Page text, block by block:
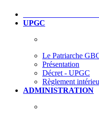
UPGC
Le Patriarche
Présentation
Décret - UPGC
Règlement
ADMINISTRATION